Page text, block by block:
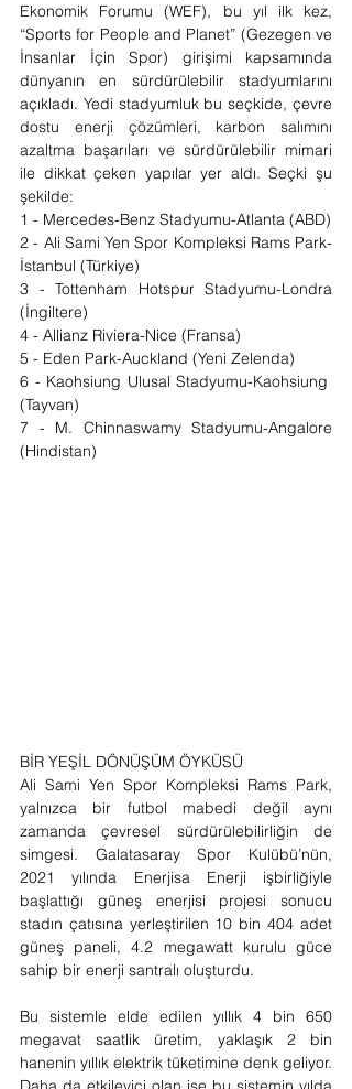
Ekonomik Forumu (WEF), bu yıl ilk kez,
“Sports for People and Planet” (Gezegen ve
İnsanlar İçin Spor) girişimi kapsamında
dünyanın en sürdürülebilir stadyumlarını
açıkladı. Yedi stadyumluk bu seçkide, çevre
dostu enerji çözümleri, karbon salımını
azaltma başarıları ve sürdürülebilir mimari
ile dikkat çeken yapılar yer aldı. Seçki şu
şekilde:
1 - Mercedes-Benz Stadyumu-Atlanta (ABD)
2 - Ali Sami Yen Spor Kompleksi Rams Park-
İstanbul (Türkiye)
3 - Tottenham Hotspur Stadyumu-Londra
(İngiltere)
4 - Allianz Riviera-Nice (Fransa)
5 - Eden Park-Auckland (Yeni Zelenda)
6 - Kaohsiung Ulusal Stadyumu-Kaohsiung
(Tayvan)
7 - M. Chinnaswamy Stadyumu-Angalore
(Hindistan)
BİR YEŞİL DÖNÜŞÜM ÖYKÜSÜ
Ali Sami Yen Spor Kompleksi Rams Park,
yalnızca bir futbol mabedi değil aynı
zamanda çevresel sürdürülebilirliğin de
simgesi. Galatasaray Spor Kulübü’nün,
2021 yılında Enerjisa Enerji işbirliğiyle
başlattığı güneş enerjisi projesi sonucu
stadın çatısına yerleştirilen 10 bin 404 adet
güneş paneli, 4.2 megawatt kurulu güce
sahip bir enerji santralı oluşturdu.
Bu sistemle elde edilen yıllık 4 bin 650
megavat saatlik üretim, yaklaşık 2 bin
hanenin yıllık elektrik tüketimine denk geliyor.